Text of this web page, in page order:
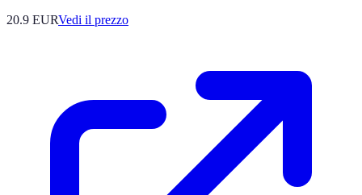
20.9 EURVedi il prezzo